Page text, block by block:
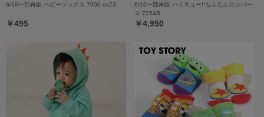
6/10一部再販 ベビーソックス 7900 os23
￥495
6/10一部再販 ハイキュー!!もふもふロンパー
ス 7254B
￥4,950